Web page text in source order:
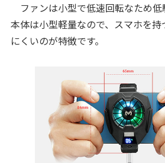
ファンは小型で低速回転なため低
本体は小型軽量なので、スマホを持
にくいのが特徴です。